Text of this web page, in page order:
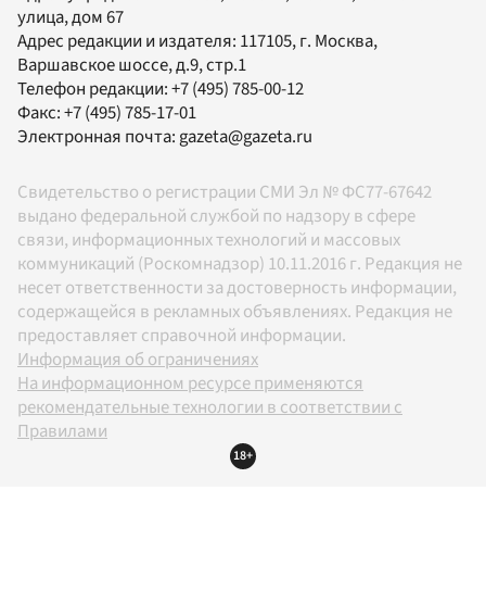
улица, дом 67
Адрес редакции и издателя: 117105, г. Москва,
Варшавское шоссе, д.9, стр.1
Телефон редакции:+7 (495) 785-00-12
Факс:+7 (495) 785-17-01
Электронная почта:gazeta@gazeta.ru
Свидетельство о регистрации СМИ Эл № ФС77-67642
выдано федеральной службой по надзору в сфере
связи, информационных технологий и массовых
коммуникаций (Роскомнадзор) 10.11.2016 г. Редакция не
несет ответственности за достоверность информации,
содержащейся в рекламных объявлениях. Редакция не
предоставляет справочной информации.
Информация об ограничениях
На информационном ресурсе применяются
рекомендательные технологии в соответствии с
Правилами
18+